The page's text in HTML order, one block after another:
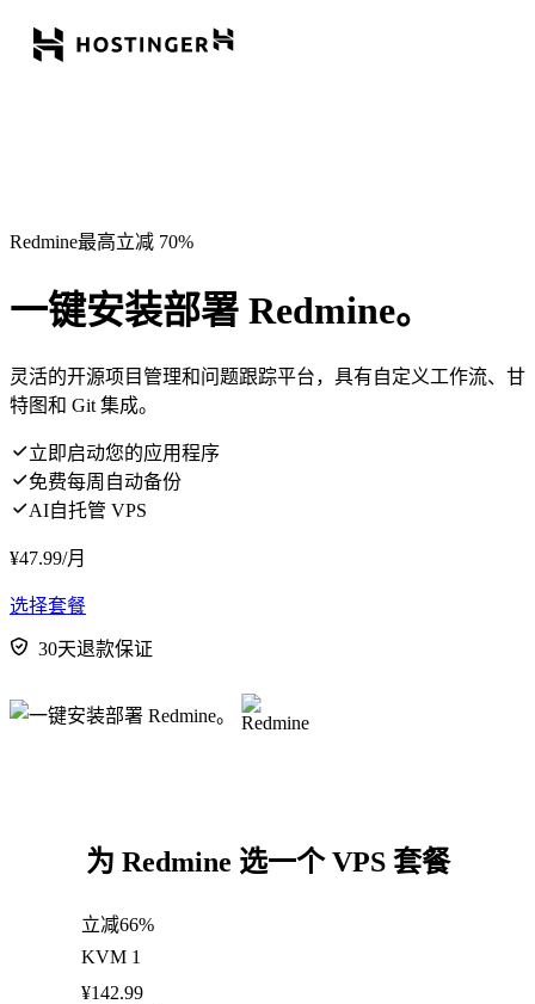
Redmine最高立减 70%
一键安装部署 Redmine。
灵活的开源项目管理和问题跟踪平台，具有自定义工作流、甘
特图和 Git 集成。
立即启动您的应用程序
免费每周自动备份
AI自托管 VPS
¥47.99/月
选择套餐
30天退款保证
为 Redmine 选一个 VPS 套餐
立减66%
KVM 1
¥142.99